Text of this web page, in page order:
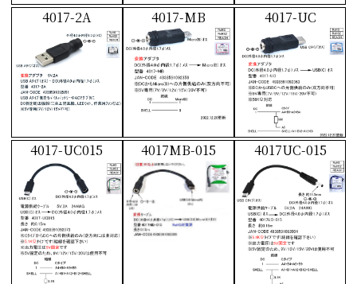
4017-2A 4017-MB 4017-UC
4017-UC015 4017MB-015 4017UC-015